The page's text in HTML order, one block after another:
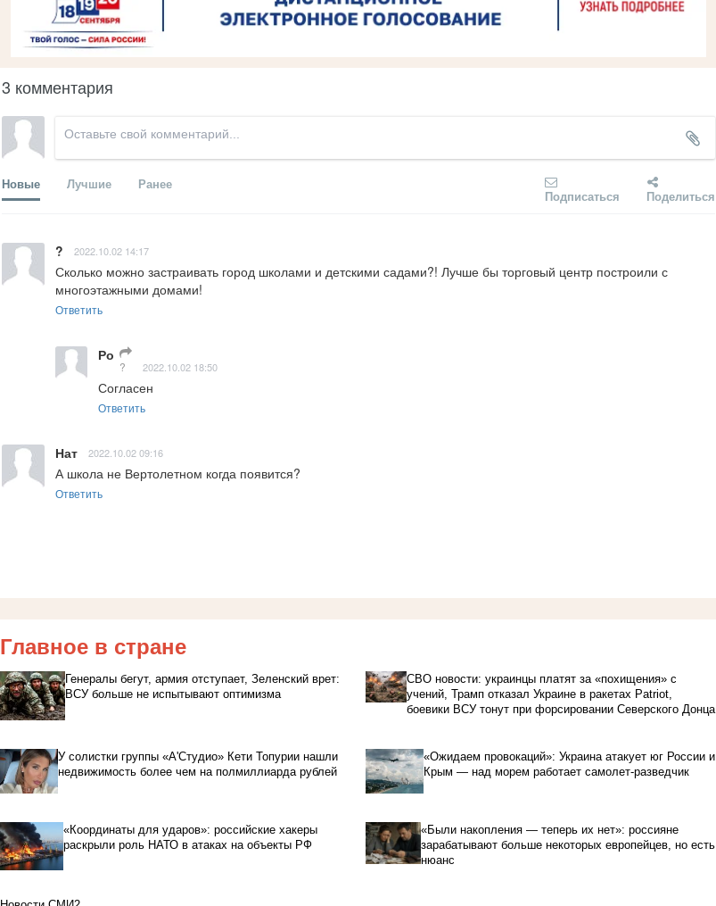
3 комментария
Новые Лучшие Ранее
Подписаться Поделиться
? 2022.10.02 14:17
Сколько можно застраивать город школами и детскими садами?! Лучше бы торговый центр построили с
многоэтажными домами!
Ответить
Ро
? 2022.10.02 18:50
Согласен
Ответить
Нат 2022.10.02 09:16
А школа не Вертолетном когда появится?
Ответить
Главное в стране
Генералы бегут, армия отступает, Зеленский врет:
ВСУ больше не испытывают оптимизма
СВО новости: украинцы платят за «похищения» с
учений, Трамп отказал Украине в ракетах Patriot,
боевики ВСУ тонут при форсировании Северского Донца
У солистки группы «А'Студио» Кети Топурии нашли
недвижимость более чем на полмиллиарда рублей
«Ожидаем провокаций»: Украина атакует юг России и
Крым — над морем работает самолет-разведчик
«Координаты для ударов»: российские хакеры
раскрыли роль НАТО в атаках на объекты РФ
«Были накопления — теперь их нет»: россияне
зарабатывают больше некоторых европейцев, но есть
нюанс